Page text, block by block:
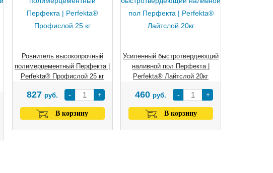
Ровнитель высокопрочный
полимерцементный Перфекта |
Perfekta® Профислой 25 кг
- +
827 руб.
В корзину
Усиленный быстротвердеющий
наливной пол Перфекта |
Perfekta® Лайтслой 20кг
- +
460 руб.
В корзину